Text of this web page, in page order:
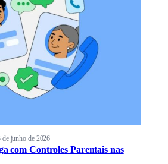
de junho de 2026
com Controles Parentais nas